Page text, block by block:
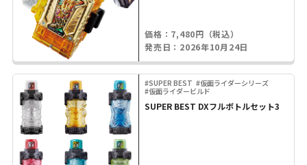
価格：7,480円（税込）
発売日：2026年10月24日
#SUPER BEST #仮面ライダーシリーズ
#仮面ライダービルド
SUPER BEST DXフルボトルセット3